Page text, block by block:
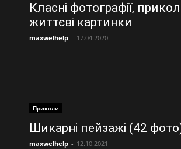
Класні фотографії,
життєві картинки
maxwelhelp - 17.04.2020
Приколи
Шикарні пейзажі (42
maxwelhelp - 12.10.2021